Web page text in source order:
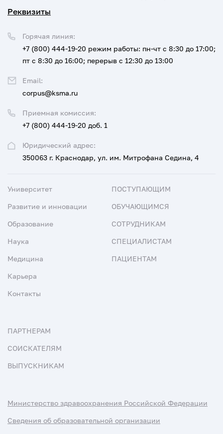
Реквизиты
Юридический адрес:
350063 г. Краснодар, ул. им. Митрофана Седина, 4
Приемная комиссия:
+7 (800) 444-19-20 доб. 1
Горячая линия:
+7 (800) 444-19-20 режим работы: пн-чт с 8:30 до 17:00;
пт с 8:30 до 16:00; перерыв с 12:30 до 13:00
Email:
corpus@ksma.ru
Университет
Развитие и инновации
Образование
Наука
Медицина
Карьера
Контакты
ПОСТУПАЮЩИМ
ОБУЧАЮЩИМСЯ
СОТРУДНИКАМ
СПЕЦИАЛИСТАМ
ПАЦИЕНТАМ
ПАРТНЕРАМ
СОИСКАТЕЛЯМ
ВЫПУСКНИКАМ
Министерство здравоохранения Российской Федерации
Сведения об образовательной организации